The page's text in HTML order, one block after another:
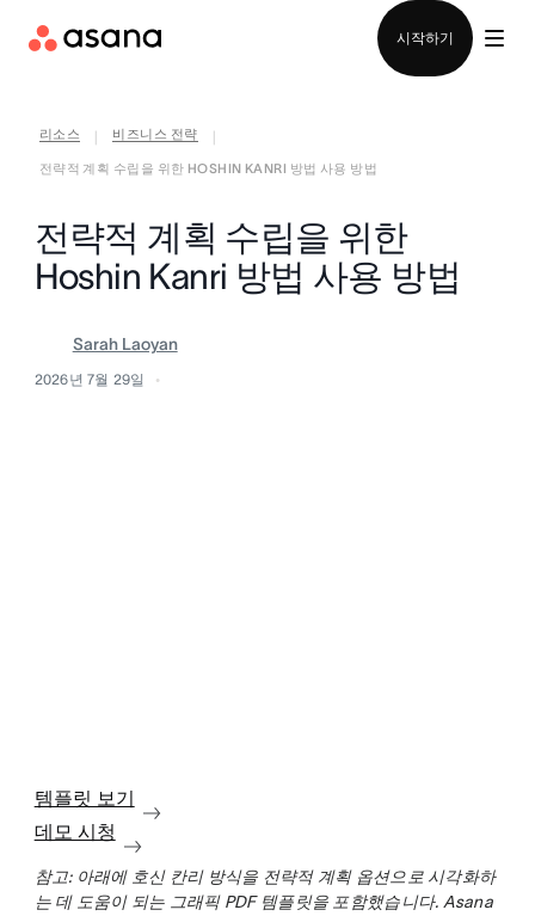
시작하기
리소스 비즈니스 전략
전략적 계획 수립을 위한 HOSHIN KANRI 방법 사용 방법
전략적 계획 수립을 위한
Hoshin Kanri 방법 사용 방법
Sarah Laoyan
2026년 7월 29일
템플릿 보기
데모 시청
참고: 아래에 호신 칸리 방식을 전략적 계획 옵션으로 시각화하
는 데 도움이 되는 그래픽 PDF 템플릿을 포함했습니다. Asana